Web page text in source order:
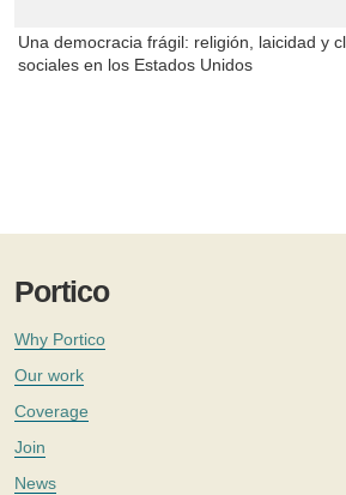
Una democracia frágil: religión, laicidad y
sociales en los Estados Unidos
Portico
Why Portico
Our work
Coverage
Join
News